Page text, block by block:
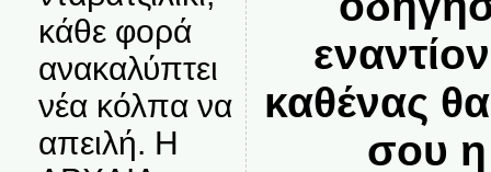
κάθε φορά
ανακαλύπτει
νέα κόλπα να
απειλή. Η
καθένας
σου